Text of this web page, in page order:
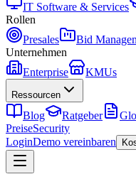
IT Software & Services
Rollen
Presales
Bid
Unternehmen
Enterprise
KMUs
Ressourcen
Blog Ratgeber
PreiseSecurity
LoginDemo vereinbaren